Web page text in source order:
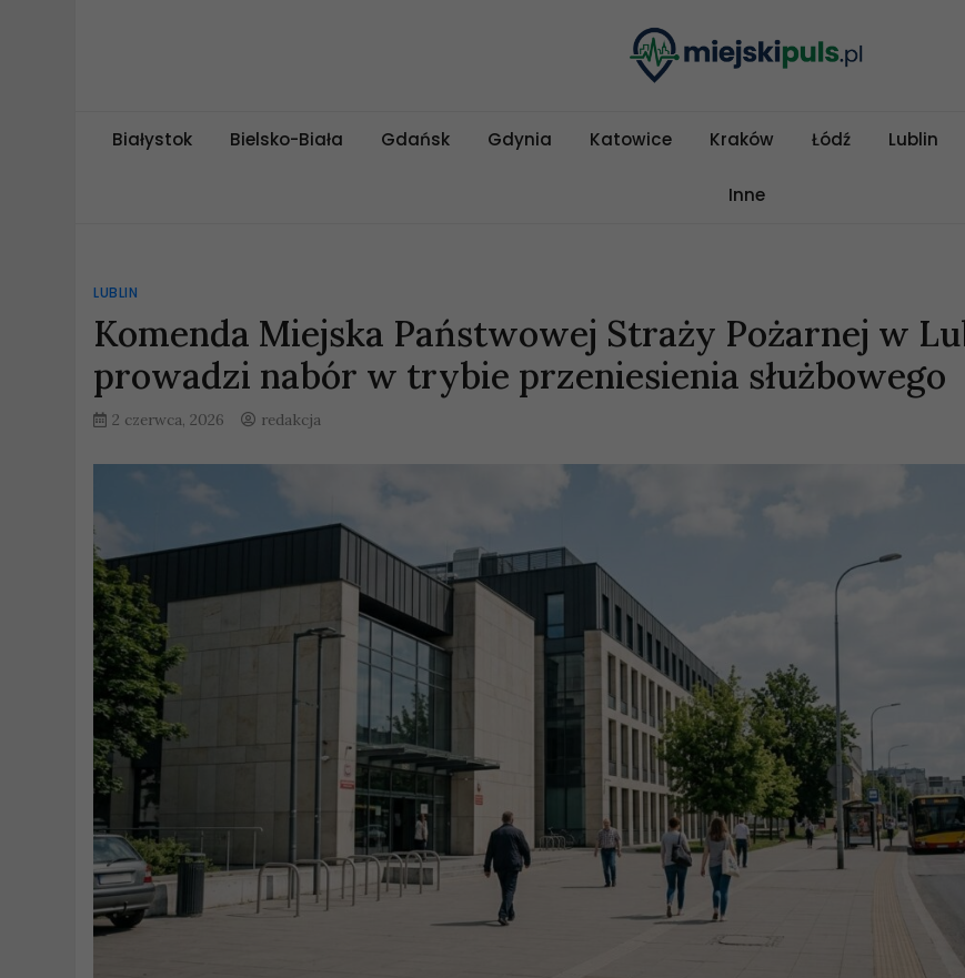
miejskipuls.pl
Białystok Bielsko-Biała Gdańsk Gdynia Katowice Kraków Łódź Lublin
Inne
LUBLIN
Komenda Miejska Państwowej Straży Pożarnej w
prowadzi nabór w trybie przeniesienia służbowego
2 czerwca, 2026 redakcja